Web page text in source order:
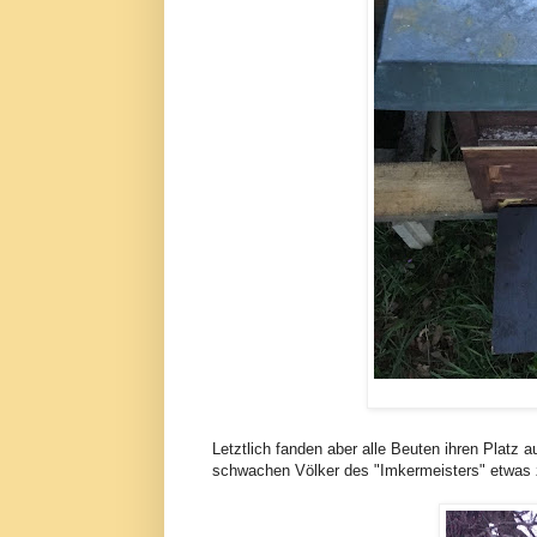
Letztlich fanden aber alle Beuten ihren Platz
schwachen Völker des "Imkermeisters" etwas